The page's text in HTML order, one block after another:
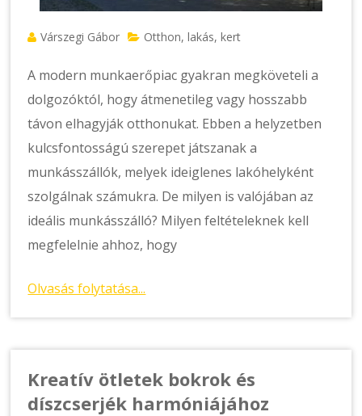
Várszegi Gábor Otthon, lakás, kert
A modern munkaerőpiac gyakran megköveteli a
dolgozóktól, hogy átmenetileg vagy hosszabb
távon elhagyják otthonukat. Ebben a helyzetben
kulcsfontosságú szerepet játszanak a
munkásszállók, melyek ideiglenes lakóhelyként
szolgálnak számukra. De milyen is valójában az
ideális munkásszálló? Milyen feltételeknek kell
megfelelnie ahhoz, hogy
Olvasás folytatása...
Kreatív ötletek bokrok és
díszcserjék harmóniájához